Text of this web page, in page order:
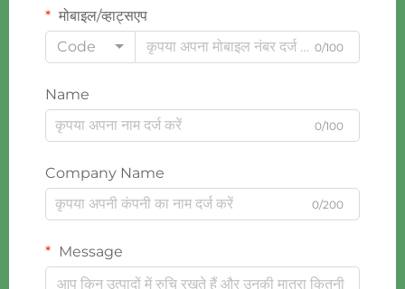
मोबाइल/व्हाट्सएप
Code
0/100
Name
0/100
Company Name
0/200
Message